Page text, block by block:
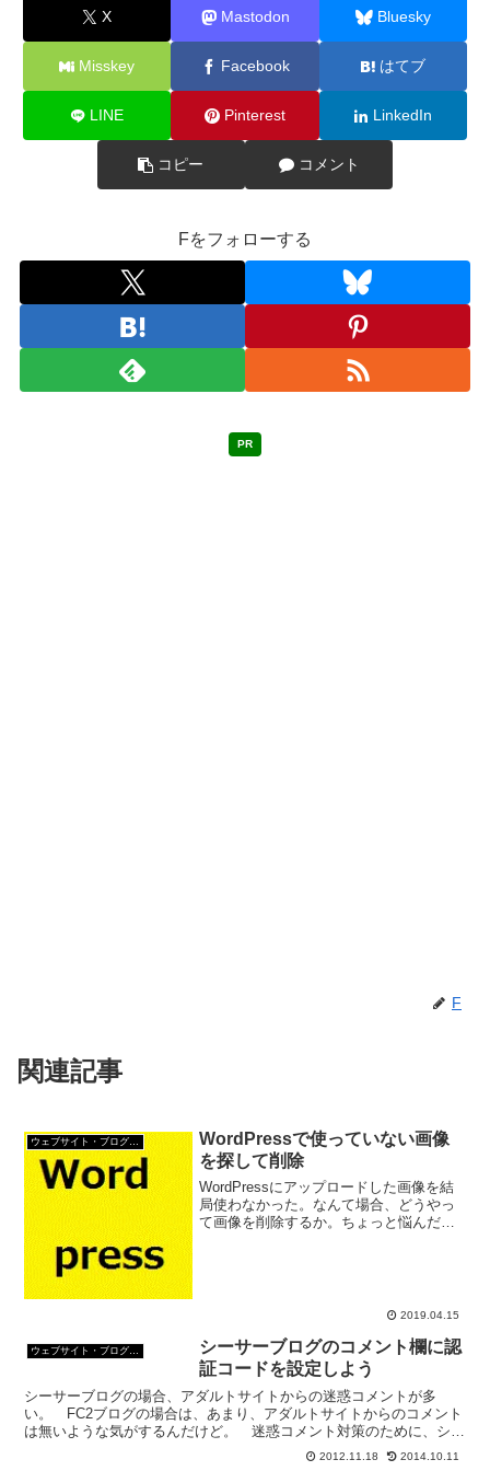
X Mastodon Bluesky
Misskey Facebook はてブ
LINE Pinterest LinkedIn
コピー コメント
Fをフォローする
PR
F
関連記事
WordPressで使っていない画像
を探して削除
WordPressにアップロードした画像を結
局使わなかった。なんて場合、どうやっ
て画像を削除するか。ちょっと悩んだり
2019.04.15
シーサーブログのコメント欄に認
証コードを設定しよう
シーサーブログの場合、アダルトサイトからの迷惑コメントが多
い。 FC2ブログの場合は、あまり、アダルトサイトからのコメント
は無いような気がするんだけど。 迷惑コメント対策のために、シー
サーブログのコメント入力時の認証コードの設定をしておこう...
2012.11.18 2014.10.11